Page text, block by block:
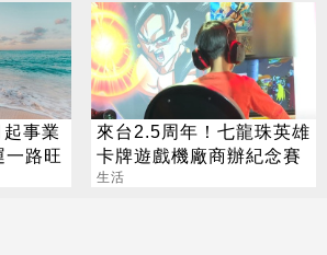
事業
一路旺
來台2.5周年！七龍珠英雄
卡牌遊戲機廠商辦紀念賽
生活